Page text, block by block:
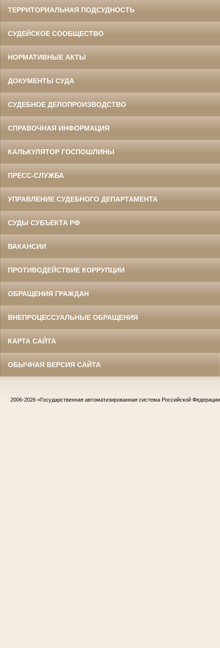
ТЕРРИТОРИАЛЬНАЯ ПОДСУДНОСТЬ
СУДЕЙСКОЕ СООБЩЕСТВО
НОРМАТИВНЫЕ АКТЫ
ДОКУМЕНТЫ СУДА
СУДЕБНОЕ ДЕЛОПРОИЗВОДСТВО
СПРАВОЧНАЯ ИНФОРМАЦИЯ
КАЛЬКУЛЯТОР ГОСПОШЛИНЫ
ПРЕСС-СЛУЖБА
УПРАВЛЕНИЕ СУДЕБНОГО ДЕПАРТАМЕНТА
СУДЫ СУБЪЕКТА РФ
ВАКАНСИИ
ПРОТИВОДЕЙСТВИЕ КОРРУПЦИИ
ОБРАЩЕНИЯ ГРАЖДАН
ВНЕПРОЦЕССУАЛЬНЫЕ ОБРАЩЕНИЯ
КАРТА САЙТА
ОБЫЧНАЯ ВЕРСИЯ САЙТА
2006-2026 «Государственная автоматизированная система Российской